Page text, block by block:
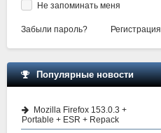
Не запоминать меня
Забыли пароль? Регистрация
Популярные новости
Mozilla Firefox 153.0.3 +
Portable + ESR + Repack